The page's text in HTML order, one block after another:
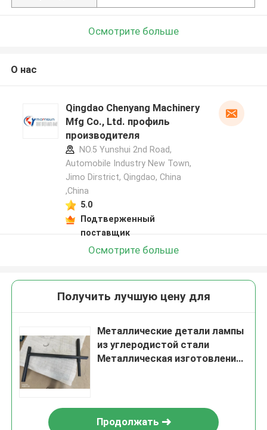
Осмотрите больше
О нас
Qingdao Chenyang Machinery
Mfg Co., Ltd. профиль
производителя
NO.5 Yunshui 2nd Road,
Automobile Industry New Town,
Jimo Dirstrict, Qingdao, China
,China
5.0
Подтверженный
поставщик
Осмотрите больше
Получить лучшую цену для
Металлические детали лампы
из углеродистой стали
Металлическая изготовление
Продолжать